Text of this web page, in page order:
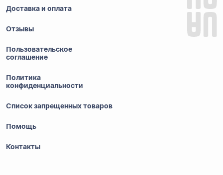
Доставка и оплата
Отзывы
Пользовательское
соглашение
Политика
конфиденциальности
Список запрещенных товаров
Помощь
Контакты